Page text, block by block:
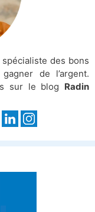
des bons
de l’argent.
sur le blog Radin